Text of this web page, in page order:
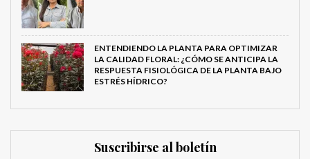
ENTENDIENDO LA PLANTA PARA OPTIMIZAR
LA CALIDAD FLORAL: ¿CÓMO SE ANTICIPA LA
RESPUESTA FISIOLÓGICA DE LA PLANTA BAJO
ESTRÉS HÍDRICO?
Suscribirse al boletín